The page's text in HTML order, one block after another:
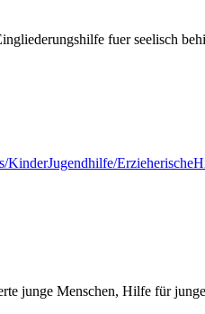
fuer seelisch
junge Menschen, Hilfe für